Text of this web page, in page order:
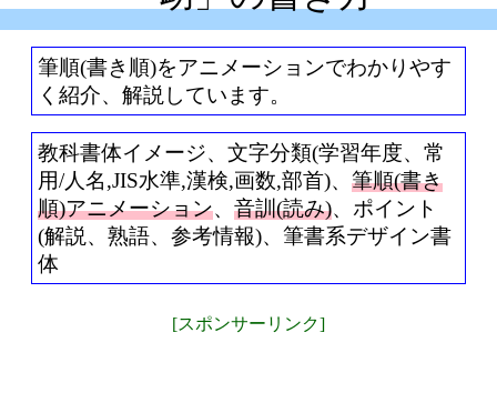
筆順(書き順)をアニメーションでわかりやす
く紹介、解説しています。
教科書体イメージ、文字分類(学習年度、常
用/人名,JIS水準,漢検,画数,部首)、 筆順(書き
順)アニメーション、 音訓(読み)、ポイント
(解説、熟語、参考情報)、筆書系デザイン書
体
[スポンサーリンク]